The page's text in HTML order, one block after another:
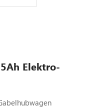
Elektro-